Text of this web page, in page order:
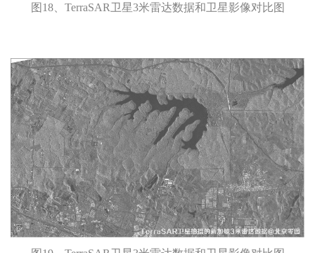
图18、TerraSAR卫星3米雷达数据和卫星影像对比图